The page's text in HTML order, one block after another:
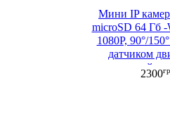
Мини IP
microSD 64 Гб
1080P, 90°/
датчиком
ночной
2300